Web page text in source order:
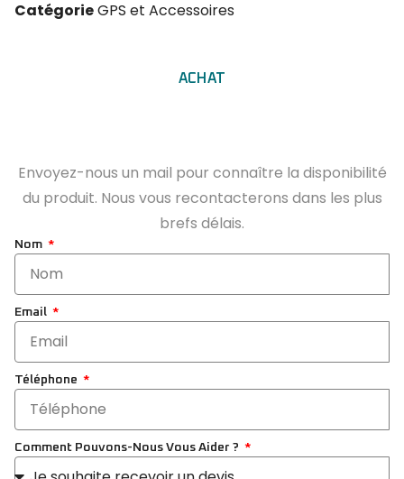
CatégorieGPS et Accessoires
ACHAT
Envoyez-nous un mail pour connaître la disponibilité
du produit. Nous vous recontacterons dans les plus
brefs délais.
Nom
Email
Téléphone
Comment Pouvons-Nous Vous Aider ?